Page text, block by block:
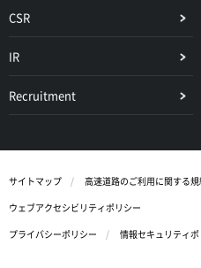
CSR
IR
Recruitment
サイトマップ 高速道路のご利用に関する
ウェブアクセシビリティポリシー
プライバシーポリシー
情報セキュリティポ